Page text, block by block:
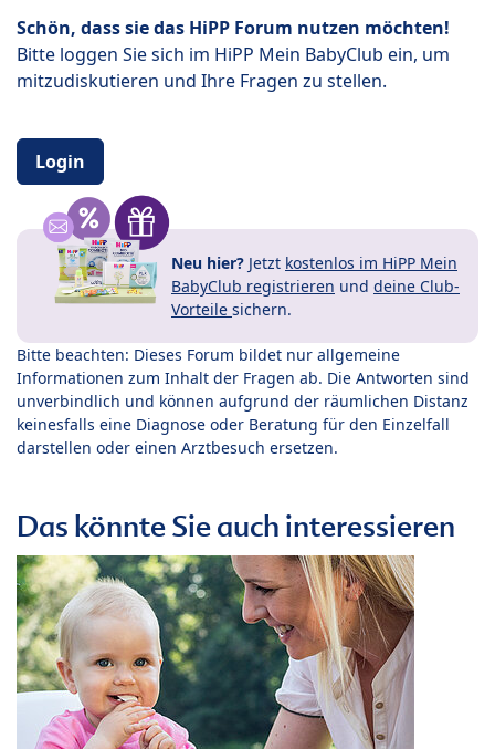
Schön, dass sie das HiPP Forum nutzen möchten!
Bitte loggen Sie sich im HiPP Mein BabyClub ein, um
mitzudiskutieren und Ihre Fragen zu stellen.
Login
Neu hier? Jetzt kostenlos im HiPP Mein
BabyClub registrieren und deine Club-
Vorteile sichern.
Bitte beachten: Dieses Forum bildet nur allgemeine
Informationen zum Inhalt der Fragen ab. Die Antworten sind
unverbindlich und können aufgrund der räumlichen Distanz
keinesfalls eine Diagnose oder Beratung für den Einzelfall
darstellen oder einen Arztbesuch ersetzen.
Das könnte Sie auch interessieren